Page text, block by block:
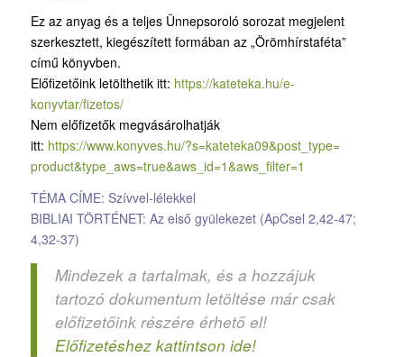
Ez az anyag és a teljes Ünnepsoroló sorozat megjelent
szerkesztett, kiegészített formában az „Örömhírstaféta”
című könyvben.
Előfizetőink letölthetik itt: https://kateteka.hu/e-
konyvtar/fizetos/
Nem előfizetők megvásárolhatják
itt: https://www.konyves.hu/?s=kateteka09&post_type=
product&type_aws=true&aws_id=1&aws_filter=1
TÉMA CÍME: Szívvel-lélekkel
BIBLIAI TÖRTÉNET: Az első gyülekezet (ApCsel 2,42-47;
4,32-37)
Mindezek a tartalmak, és a hozzájuk
tartozó dokumentum letöltése már csak
előfizetőink részére érhető el!
Előfizetéshez kattintson ide!